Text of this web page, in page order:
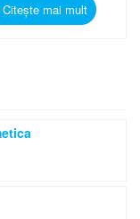
Citește mai mult